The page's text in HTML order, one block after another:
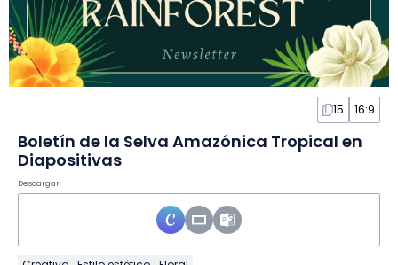
15 16:9
Boletín de la Selva Amazónica Tropical en
Diapositivas
Descargar